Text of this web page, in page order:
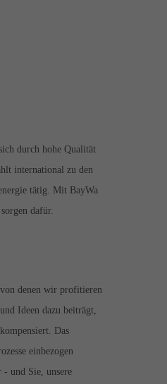
durch hohe Qualität
international zu den
tätig. Mit BayWa
dafür.
denen wir profitieren
Ideen dazu beiträgt,
Das
einbezogen
- und Sie, unsere